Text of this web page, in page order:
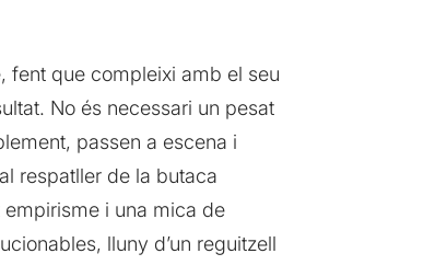
fent que compleixi amb el seu
No és necessari un pesat
passen a escena i
respatller de la butaca
empirisme i una mica de
lluny d’un reguitzell